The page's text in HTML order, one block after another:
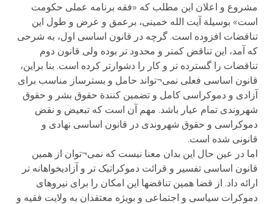
مشروع و اعلان این مطلب که «فقه برنامه عملی حکومت
است» بوسیلة آیت الله خمینی، برعمق و عرض و طول این
تناقضات افزوده است. گرچه در قانون اساسی اول، به شرحی
که آمد، این تناقض کمتر و محدود تر بوده ولی قانون دوم
تناقضات را گسترده تر و کار را دشوارتر کرده است. بنا براین،
قانون اساسی فعلی نمی¬تواند حامل و بسترساز مناسب برای
آزادی و دموکراسی کامل و تضمین کنندة حقوق بشر و حقوق
شهروندی تمام عیار باشد. مهم آن است که تبعیض و نقض
دموکراسی و حقوق شهروندی در قانون اساسی نهادی و
قانونی شده است.
اما در عین حال این بدان معنا نیست که نمی¬توان از همین
قانون اساسی تفسیر و قرائت دموکراتیک تر و آزادیخواهانه تر
ارائه داد. از قضا همین تناقضها این امکان را برای نیروهای
دموکرات سیاسی و اجتماعی و بویژه معتقدان به ولایت فقیه و